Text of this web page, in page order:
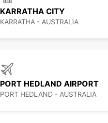
KARRATHA CITY
KARRATHA - AUSTRALIA
PORT HEDLAND AIRPORT
PORT HEDLAND - AUSTRALIA